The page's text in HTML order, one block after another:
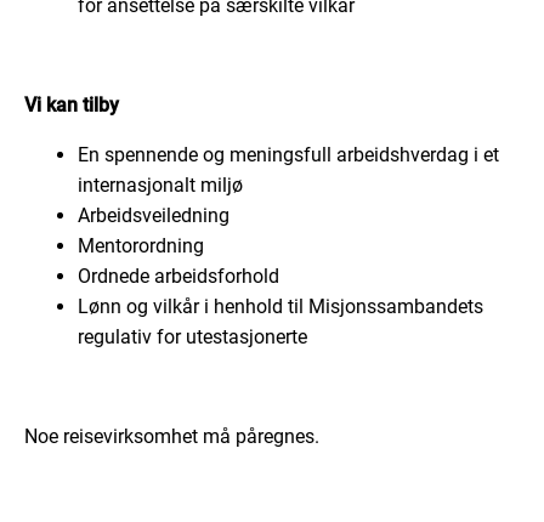
for ansettelse på særskilte vilkår
Vi kan tilby
En spennende og meningsfull arbeidshverdag i et
internasjonalt miljø
Arbeidsveiledning
Mentorordning
Ordnede arbeidsforhold
Lønn og vilkår i henhold til Misjonssambandets
regulativ for utestasjonerte
Noe reisevirksomhet må påregnes.